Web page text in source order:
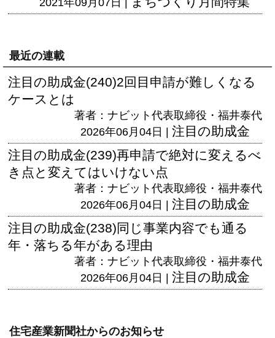
最近の連載
注目の助成金(240)2回目申請が難しくなる
ケースとは
著者：ナビット代表取締役・福井泰代
2026年06月04日 | 注目の助成金
注目の助成金(239)再申請で絶対に変えるべ
き点と変えてはいけない点
著者：ナビット代表取締役・福井泰代
2026年06月04日 | 注目の助成金
注目の助成金(238)同じ事業内容でも通る
年・落ちる年がある理由
著者：ナビット代表取締役・福井泰代
2026年06月04日 | 注目の助成金
住宅産業新聞社からのお知らせ